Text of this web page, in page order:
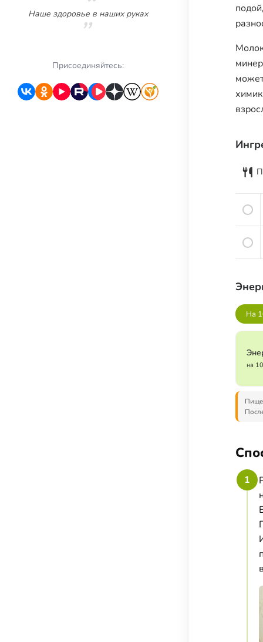
Сухофрукты
Орехи
Наше здоровье в наших руках
Присоединяйтесь:
На
на
1